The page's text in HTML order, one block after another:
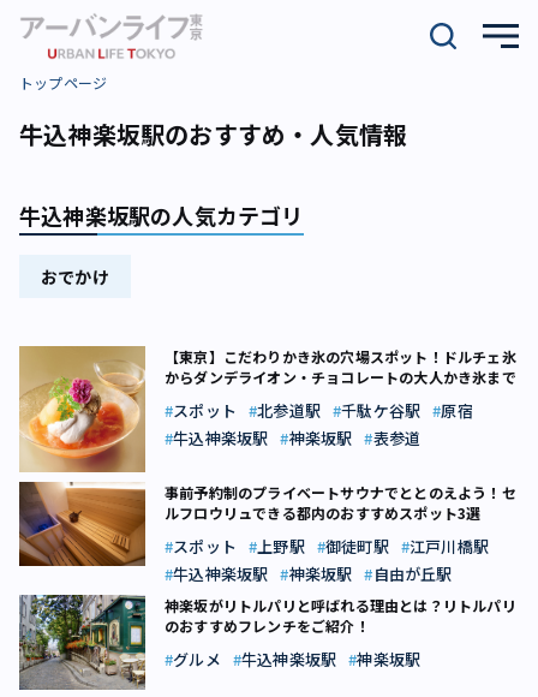
トップページ
牛込神楽坂駅のおすすめ・人気情報
牛込神楽坂駅の人気カテゴリ
おでかけ
【東京】こだわりかき氷の穴場スポット！ドルチェ氷
からダンデライオン・チョコレートの大人かき氷まで
スポット 北参道駅 千駄ケ谷駅
原宿
牛込神楽坂駅
神楽坂駅 表参道
事前予約制のプライベートサウナでととのえよう！セ
ルフロウリュできる都内のおすすめスポット3選
スポット 上野駅 御徒町駅
江戸川橋駅
牛込神楽坂駅
神楽坂駅 自由が丘駅
神楽坂がリトルパリと呼ばれる理由とは？リトルパリ
のおすすめフレンチをご紹介！
グルメ 牛込神楽坂駅 神楽坂駅